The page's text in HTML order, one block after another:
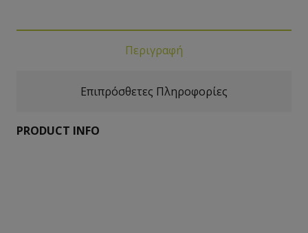
Περιγραφή
Επιπρόσθετες Πληροφορίες
PRODUCT INFO